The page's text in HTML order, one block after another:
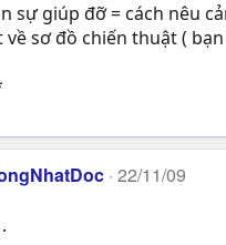
sự giúp đỡ = cách nêu
về sơ đồ chiến thuật (
22/11/09